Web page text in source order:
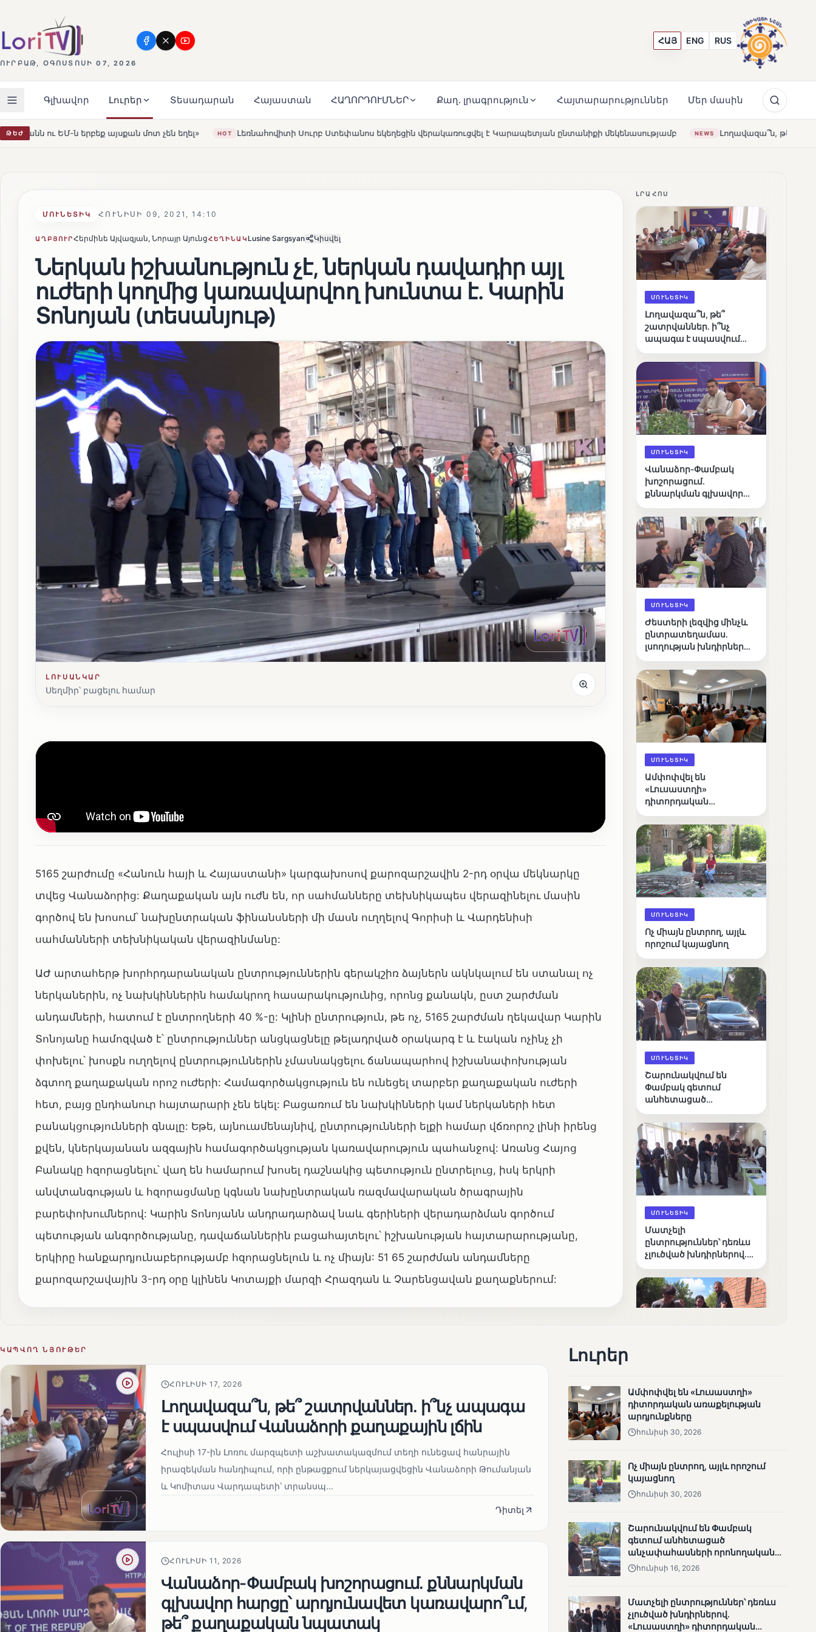
ՈՒՐԲԱԹ, ՕԳՈՍՏՈՍԻ 07, 2026
ՀԱՅ ENG RUS
Գլխավոր Լուրեր Տեսադարան Հայաստան ՀԱՂՈՐԴՈՒՄՆԵՐ Քաղ. լրագրություն Հայտարարություններ Մեր մասին
ԹԵԺմոտ չեն եղել» HOT Լեռնահովիտի Սուրբ Ստեփանոս եկեղեցին վերակառուցվել է Կարապետյան ընտանիքի մեկենասությամբ NEWS Լողավազա՞ն, թե՞ շատրվաններ. ի՞նչ ապագա է
ՄՈՒՆԵՏԻԿ ՀՈՒՆԻՍԻ 09, 2021, 14:10
ԱՂԲՅՈՒՐՀերմինե Այվազյան, Նորայր ԱյունցՀԵՂԻՆԱԿ Lusine Sargsyan Կիսվել
Ներկան իշխանություն չէ, ներկան դավադիր այլ
ուժերի կողմից կառավարվող խունտա է. Կարին
Տոնոյան (տեսանյութ)
ԼՈՒՍԱՆԿԱՐ
Սեղմիր՝ բացելու համար
5165 շարժումը «Հանուն հայի և Հայաստանի» կարգախոսով քարոզարշավին 2-րդ օրվա մեկնարկը
տվեց Վանաձորից: Քաղաքական այն ուժն են, որ սահմանները տեխնիկապես վերազինելու մասին
գործով են խոսում՝ նախընտրական ֆինանսների մի մասն ուղղելով Գորիսի և Վարդենիսի
սահմանների տեխնիկական վերազինմանը:
ԱԺ արտահերթ խորհրդարանական ընտրություններին գերակշիռ ձայներն ակնկալում են ստանալ ոչ
ներկաներին, ոչ նախկիններին համակրող հասարակությունից, որոնց քանակն, ըստ շարժման
անդամների, հատում է ընտրողների 40 %-ը: Կլինի ընտրություն, թե ոչ, 5165 շարժման ղեկավար Կարին
Տոնոյանը համոզված է՝ ընտրություններ անցկացնելը թելադրված օրակարգ է և էական ոչինչ չի
փոխելու՝ խոսքն ուղղելով ընտրություններին չմասնակցելու ճանապարհով իշխանափոխության
ձգտող քաղաքական որոշ ուժերի: Համագործակցություն են ունեցել տարբեր քաղաքական ուժերի
հետ, բայց ընդհանուր հայտարարի չեն եկել: Բացառում են նախկինների կամ ներկաների հետ
բանակցությունների գնալը: Եթե, այնուամենայնիվ, ընտրությունների ելքի համար վճռորոշ լինի իրենց
քվեն, կներկայանան ազգային համագործակցության կառավարություն պահանջով: Առանց Հայոց
Բանակը հզորացնելու՝ վաղ են համարում խոսել դաշնակից պետություն ընտրելուց, իսկ երկրի
անվտանգության և հզորացմանը կգնան նախընտրական ռազմավարական ծրագրային
բարեփոխումներով: Կարին Տոնոյանն անդրադարձավ նաև գերիների վերադարձման գործում
պետության անգործությանը, դավաճաններին բացահայտելու՝ իշխանության հայտարարությանը,
երկիրը հանքարդյունաբերությամբ հզորացնելուն և ոչ միայն: 51 65 շարժման անդամները
քարոզարշավային 3-րդ օրը կլինեն Կոտայքի մարզի Հրազդան և Չարենցավան քաղաքներում:
ԼՐԱՀՈՍ
ՄՈՒՆԵՏԻԿ
Լողավազա՞ն, թե՞
շատրվաններ. ի՞նչ
ապագա է սպասվում
լճին
ՄՈՒՆԵՏԻԿ
Վանաձոր-Փամբակ
խոշորացում.
քննարկման գլխավոր
կառավարո՞ւմ, թե՞
քաղաքական նպատակ
ՄՈՒՆԵՏԻԿ
Ժեստերի լեզվից մինչև
ընտրատեղամաս.
լսողության խնդիրներ
ճանապարհը
ՄՈՒՆԵՏԻԿ
Ամփոփվել են
«Լուսաստղի»
դիտորդական
արդյունքները
ՄՈՒՆԵՏԻԿ
Ոչ միայն ընտրող, այլև
որոշում կայացնող
ՄՈՒՆԵՏԻԿ
Շարունակվում են
Փամբակ գետում
անհետացած
որոնողական
աշխատանքները
ՄՈՒՆԵՏԻԿ
Մատչելի
ընտրություններ՝ դեռևս
չլուծված խնդիրներով.
դիտորդական
առաքելության
արդյունքները
ընտրություններ.
ձեռքբերումներ և
բացթողումներ
ՄՈՒՆԵՏԻԿ
Ամփոփվել են 2005
տեղամասերի
արդյունքները
ԿԱՊՎՈՂ ՆՅՈՒԹԵՐ
ՀՈՒԼԻՍԻ 17, 2026
Լողավազա՞ն, թե՞ շատրվաններ. ի՞նչ ապագա
է սպասվում Վանաձորի քաղաքային լճին
Հուլիսի 17-ին Լոռու մարզպետի աշխատակազմում տեղի ունեցավ հանրային
իրազեկման հանդիպում, որի ընթացքում ներկայացվեցին Վանաձորի Թումանյան
և Կոմիտաս Վարդապետի՝ տրանսպ...
Դիտել
ՀՈՒԼԻՍԻ 11, 2026
Վանաձոր-Փամբակ խոշորացում. քննարկման
գլխավոր հարցը՝ արդյունավետ կառավարո՞ւմ,
թե՞ քաղաքական նպատակ
Լուրեր
Ամփոփվել են «Լուսաստղի»
դիտորդական առաքելության
արդյունքները
հունիսի 30, 2026
Ոչ միայն ընտրող, այլև որոշում
կայացնող
հունիսի 30, 2026
Շարունակվում են Փամբակ
գետում անհետացած
անչափահասների որոնողական
աշխատանքները
հունիսի 16, 2026
Մատչելի ընտրություններ՝ դեռևս
չլուծված խնդիրներով.
«Լուսաստղի» դիտորդական